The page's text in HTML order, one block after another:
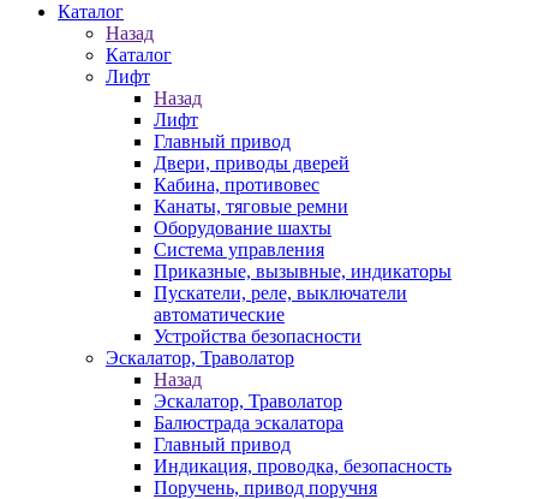
Каталог
Назад
Каталог
Лифт
Назад
Лифт
Главный привод
Двери, приводы дверей
Кабина, противовес
Канаты, тяговые ремни
Оборудование шахты
Система управления
Приказные, вызывные, индикаторы
Пускатели, реле, выключатели
автоматические
Устройства безопасности
Эскалатор, Траволатор
Назад
Эскалатор, Траволатор
Балюстрада эскалатора
Главный привод
Индикация, проводка, безопасность
Поручень, привод поручня